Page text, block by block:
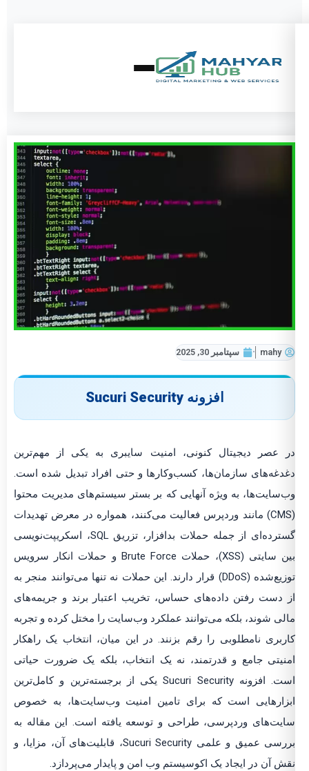
mahy سپتامبر 30, 2025
افزونه Sucuri Security
در عصر دیجیتال کنونی، امنیت سایبری به یکی از مهم‌ترین
دغدغه‌های سازمان‌ها، کسب‌وکارها و حتی افراد تبدیل شده است.
وب‌سایت‌ها، به ویژه آنهایی که بر بستر سیستم‌های مدیریت محتوا
(CMS) مانند وردپرس فعالیت می‌کنند، همواره در معرض تهدیدات
گسترده‌ای از جمله حملات بدافزار، تزریق SQL، اسکریپت‌نویسی
بین سایتی (XSS)، حملات Brute Force و حملات انکار سرویس
توزیع‌شده (DDoS) قرار دارند. این حملات نه تنها می‌توانند منجر به
از دست رفتن داده‌های حساس، تخریب اعتبار برند و جریمه‌های
مالی شوند، بلکه می‌توانند عملکرد وب‌سایت را مختل کرده و تجربه
کاربری نامطلوبی را رقم بزنند. در این میان، انتخاب یک راهکار
امنیتی جامع و قدرتمند، نه یک انتخاب، بلکه یک ضرورت حیاتی
است. افزونه Sucuri Security یکی از برجسته‌ترین و کامل‌ترین
ابزارهایی است که برای تامین امنیت وب‌سایت‌ها، به خصوص
سایت‌های وردپرسی، طراحی و توسعه یافته است. این مقاله به
بررسی عمیق و علمی Sucuri Security، قابلیت‌های آن، مزایا، و
نقش آن در ایجاد یک اکوسیستم وب امن و پایدار می‌پردازد.